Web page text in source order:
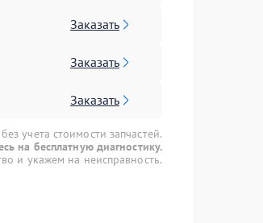
Заказать
Заказать
Заказать
учета стоимости запчастей.
на бесплатную диагностику.
и укажем на неисправность.